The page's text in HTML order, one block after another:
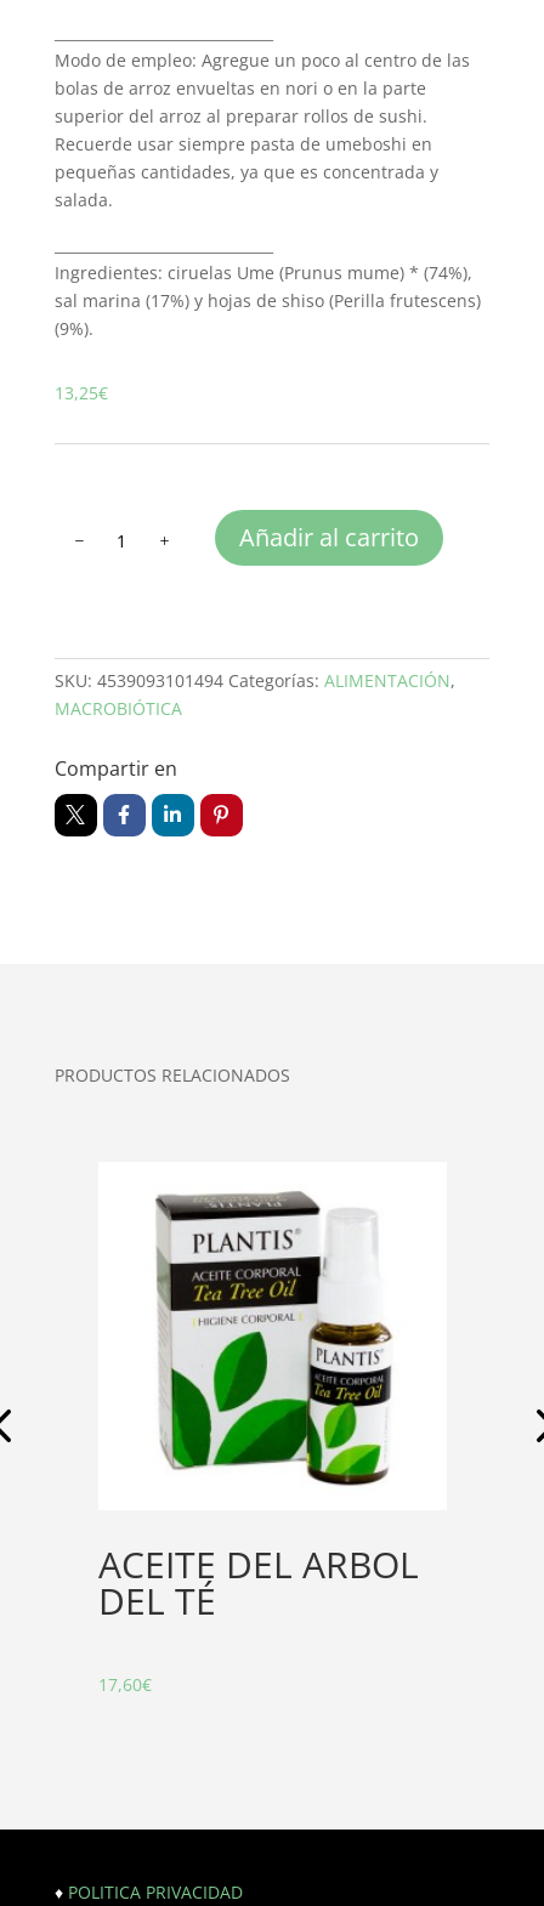
Modo de empleo: Agregue un poco al centro de las
bolas de arroz envueltas en nori o en la parte
superior del arroz al preparar rollos de sushi.
Recuerde usar siempre pasta de umeboshi en
pequeñas cantidades, ya que es concentrada y
salada.
Ingredientes: ciruelas Ume (Prunus mume) * (74%),
sal marina (17%) y hojas de shiso (Perilla frutescens)
(9%).
13,25€
PASTA
Añadir al carrito
SKU: 4539093101494 Categorías: ALIMENTACIÓN,
MACROBIÓTICA
Compartir en
PRODUCTOS RELACIONADOS
ACEITE DEL ARBOL
DEL TÉ
17,60€
♦ POLITICA PRIVACIDAD